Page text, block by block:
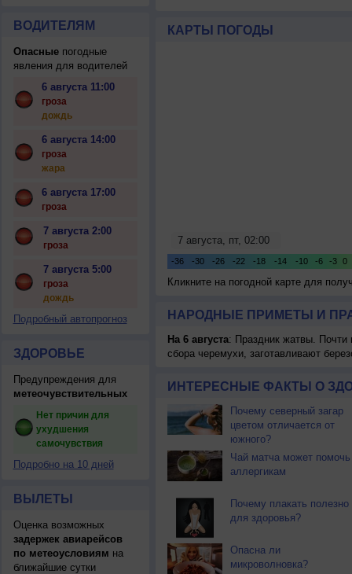
ВОДИТЕЛЯМ
Опасныепогодные
явления для водителей
6 августа 11:00
гроза
дождь
6 августа 14:00
гроза
жара
6 августа 17:00
гроза
7 августа 2:00
гроза
7 августа 5:00
гроза
дождь
Подробный автопрогноз
ЗДОРОВЬЕ
Предупреждения для
метеочувствительных
Нет причин для
ухудшения
самочувствия
Подробно на 10 дней
ВЫЛЕТЫ
Оценка возможных
задержек авиарейсов
по метеоусловиям на
ближайшие сутки
КАРТЫ ПОГОДЫ
Кликните на погодной карте для
НАРОДНЫЕ ПРИМЕТЫ И
На 6 августа: Праздник жатвы. Почти
сбора черемухи, заготавливают
ИНТЕРЕСНЫЕ ФАКТЫ О
Почему северный загар
цветом отличается от
южного?
Чай матча может помочь
аллергикам
Почему плакать полезно
для здоровья?
Опасна ли
микроволновка?